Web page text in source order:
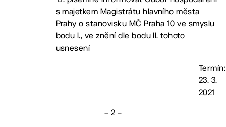
s majetkem Magistrátu hlavního města
Prahy o stanovisku MČ Praha 10 ve smyslu
bodu I., ve znění dle bodu II. tohoto
usnesení
Termín:
23. 3.
2021
– 2 –